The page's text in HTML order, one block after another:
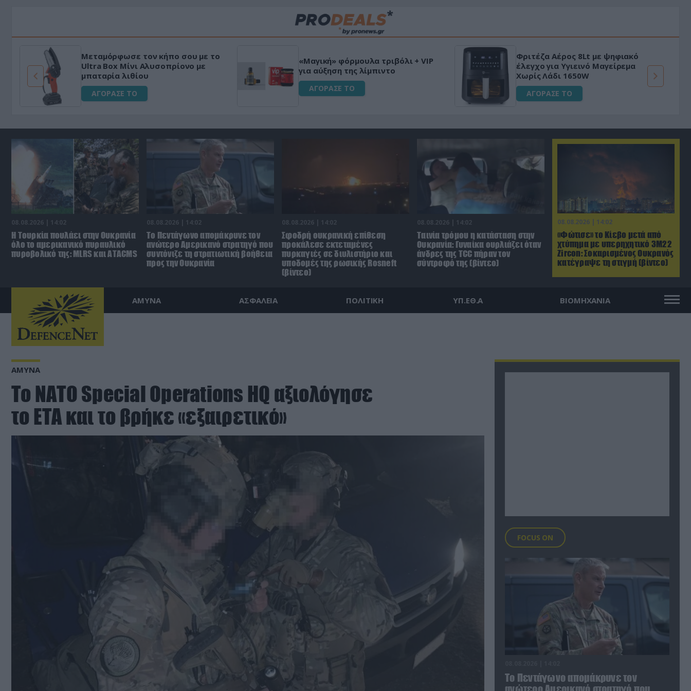
Μεταμόρφωσε τον κήπο σου με το
Ultra Box Μίνι Αλυσοπρίονο με
μπαταρία λιθίου
ΑΓΟΡΑΣΕ ΤΟ
«Μαγική» φόρμουλα τριβόλι + VIP
για αύξηση της λίμπιντο
ΑΓΟΡΑΣΕ ΤΟ
Φριτέζα Αέρος 8Lt με ψηφιακό
έλεγχο για Υγιεινό Μαγείρεμα
Χωρίς Λάδι 1650W
ΑΓΟΡΑΣΕ ΤΟ
08.08.2026 | 14:02
«Φώτισε» το Κίεβο μετά από
χτύπημα με υπερηχητικό 3M22
Zircon: Σοκαρισμένος Ουκρανός
κατέγραψε τη στιγμή (βίντεο)
08.08.2026 | 14:02
Η Τουρκία πουλάει στην Ουκρανία
όλο το αμερικανικό πυραυλικό
πυροβολικό της: MLRS και ΑΤΑCMS
08.08.2026 | 14:02
Το Πεντάγωνο απομάκρυνε τον
ανώτερο Αμερικανό στρατηγό που
συντόνιζε τη στρατιωτική βοήθεια
προς την Ουκρανία
08.08.2026 | 14:02
Σφοδρή ουκρανική επίθεση
προκάλεσε εκτεταμένες
πυρκαγιές σε διυλιστήριο και
υποδομές της ρωσικής Rosneft
(βίντεο)
08.08.2026 | 14:02
Ταινία τρόμου η κατάσταση στην
Ουκρανία: Γυναίκα ουρλιάζει όταν
άνδρες της TCC πήραν τον
σύντροφό της (βίντεο)
ΑΜΥΝΑ ΑΣΦΑΛΕΙΑ ΠΟΛΙΤΙΚΗ ΥΠ.ΕΘ.Α ΒΙΟΜΗΧΑΝΙΑ
ΑΜΥΝΑ
Το ΝΑΤΟ Special Operations HQ αξιολόγησε
το ΕΤΑ και το βρήκε «εξαιρετικό»
FOCUS ON
Το Πεντάγωνο απομάκρυνε τον